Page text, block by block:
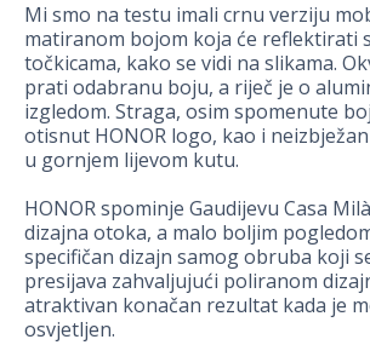
Mi smo na testu imali crnu verziju
matiranom bojom koja će reflektirati
točkicama, kako se vidi na slikama.
prati odabranu boju, a riječ je o
izgledom. Straga, osim spomenute
otisnut HONOR logo, kao i
u gornjem lijevom kutu.
HONOR spominje Gaudijevu Casa
dizajna otoka, a malo boljim
specifičan dizajn samog obruba koji
presijava zahvaljujući poliranom
atraktivan konačan rezultat kada je
osvjetljen.